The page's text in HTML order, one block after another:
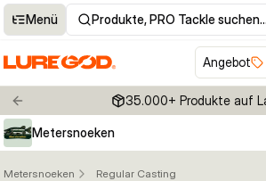
Menü Produkte, PRO Tackle suchen…
Angebot
Previous slide 35.000+ Produkte auf
Metersnoeken
Metersnoeken Regular Casting